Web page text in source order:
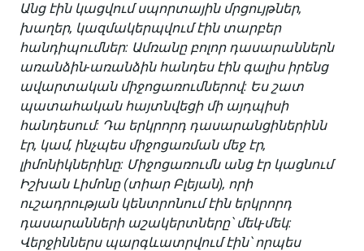
Անց էին կացվում սպորտային մրցույթներ,
խաղեր, կազմակերպվում էին տարբեր
հանդիպումներ: Ամռանը բոլոր դասարաններն
առանձին-առանձին հանդես էին գալիս իրենց
ավարտական միջոցառումներով: Ես շատ
պատահական հայտնվեցի մի այդպիսի
հանդեսում: Դա երկրորդ դասարանցիներինն
էր, կամ, ինչպես միջոցառման մեջ էր,
լիմոնիկներինը: Միջոցառումն անց էր կացնում
Իշխան Լիմոնը (տիար Բլեյան), որի
ուշադրության կենտրոնում էին երկրորդ
դասարանների աշակերտները՝ մեկ-մեկ:
Վերջիններս պարգևատրվում էին՝ որպես